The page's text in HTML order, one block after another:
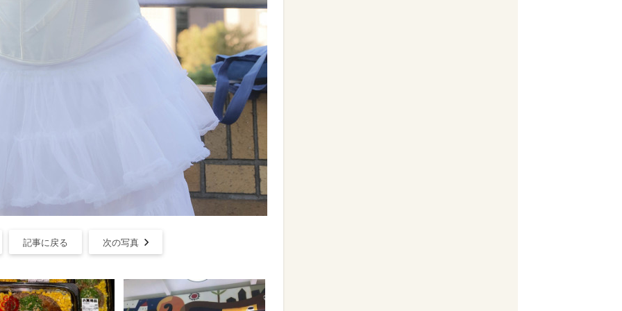
記事に戻る 次の写真